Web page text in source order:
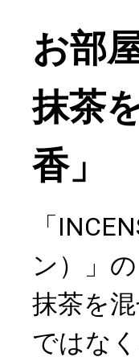
お部
抹茶
香」
「
ン）」
抹茶を
ではな